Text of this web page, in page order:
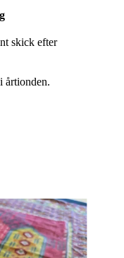
skick efter
årtionden.